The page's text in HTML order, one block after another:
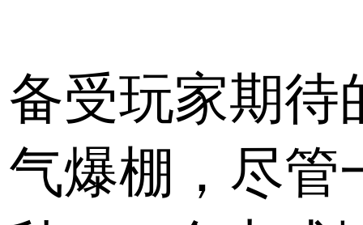
备受玩家期待
气爆棚，尽管